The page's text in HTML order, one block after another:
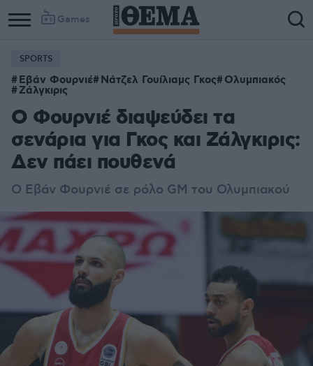
Games
SPORTS
Εβάν Φουρνιέ Νάτζελ Γουίλιαμς Γκος Ολυμπιακός
Ζάλγκιρις
Ο Φουρνιέ διαψεύδει τα
σενάρια για Γκος και Ζάλγκιρις:
Δεν πάει πουθενά
Ο Εβάν Φουρνιέ σε ρόλο GM του Ολυμπιακού